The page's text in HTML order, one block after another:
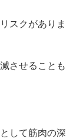
スクがありま
させることも
して筋肉の深